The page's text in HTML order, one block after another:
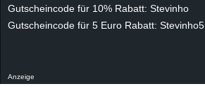
Gutscheincode für 10% Rabatt: Stevinho
Gutscheincode für 5 Euro Rabatt: Stevinho5
Anzeige